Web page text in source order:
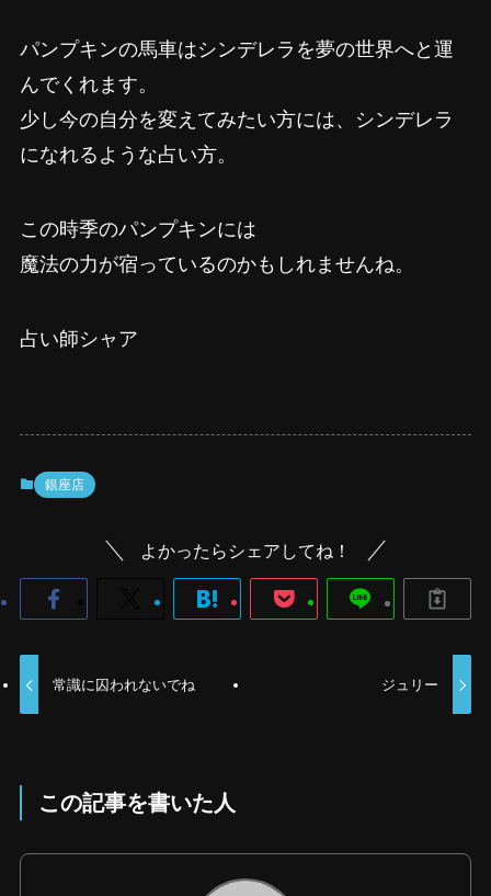
パンプキンの馬車はシンデレラを夢の世界へと運
んでくれます。
少し今の自分を変えてみたい方には、シンデレラ
になれるような占い方。
この時季のパンプキンには
魔法の力が宿っているのかもしれませんね。
占い師シャア
銀座店
よかったらシェアしてね！
常識に囚われないでね ジュリー
この記事を書いた人